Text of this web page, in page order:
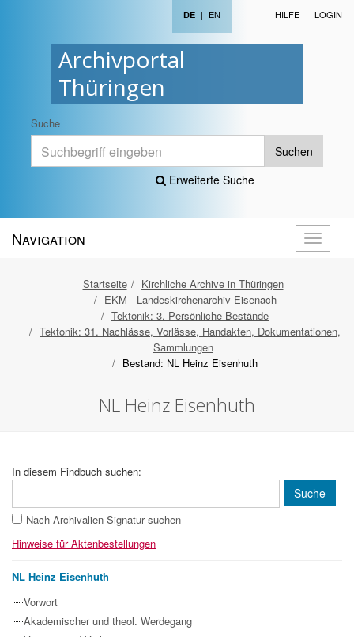
Archivportal
Thüringen
DE | EN HILFE LOGIN
Suche
Suchen
Erweiterte Suche
öffnen
Navigation
Startseite
Kirchliche Archive in Thüringen
EKM - Landeskirchenarchiv Eisenach
Tektonik: 3. Persönliche Bestände
Tektonik: 31. Nachlässe, Vorlässe, Handakten, Dokumentationen,
Sammlungen
Bestand: NL Heinz Eisenhuth
NL Heinz Eisenhuth
In diesem Findbuch suchen:
Nach Archivalien-Signatur suchen
Hinweise für Aktenbestellungen
NL Heinz Eisenhuth
Vorwort
Akademischer und theol. Werdegang